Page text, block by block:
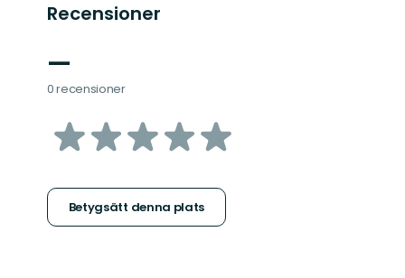
Recensioner
—
0 recensioner
av
stjärnor
Betygsätt denna plats